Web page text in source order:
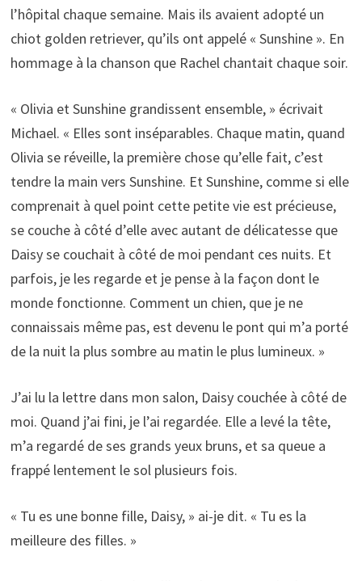
l’hôpital chaque semaine. Mais ils avaient adopté un
chiot golden retriever, qu’ils ont appelé « Sunshine ». En
hommage à la chanson que Rachel chantait chaque soir.
« Olivia et Sunshine grandissent ensemble, » écrivait
Michael. « Elles sont inséparables. Chaque matin, quand
Olivia se réveille, la première chose qu’elle fait, c’est
tendre la main vers Sunshine. Et Sunshine, comme si elle
comprenait à quel point cette petite vie est précieuse,
se couche à côté d’elle avec autant de délicatesse que
Daisy se couchait à côté de moi pendant ces nuits. Et
parfois, je les regarde et je pense à la façon dont le
monde fonctionne. Comment un chien, que je ne
connaissais même pas, est devenu le pont qui m’a porté
de la nuit la plus sombre au matin le plus lumineux. »
J’ai lu la lettre dans mon salon, Daisy couchée à côté de
moi. Quand j’ai fini, je l’ai regardée. Elle a levé la tête,
m’a regardé de ses grands yeux bruns, et sa queue a
frappé lentement le sol plusieurs fois.
« Tu es une bonne fille, Daisy, » ai-je dit. « Tu es la
meilleure des filles. »